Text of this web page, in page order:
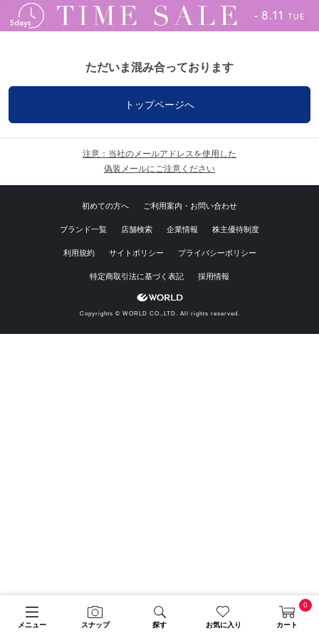
メニュー スナップ 探す お気に入り カート
0
ただいま混み合っております
トップページへ
注意：当社のメールアドレスを使用した
偽装メールにご注意ください
初めての方へ ご利用案内・お問い合わせ
ブランド一覧 店舗検索 企業情報 株主優待制度
利用規約 サイトポリシー プライバシーポリシー
特定商取引法に基づく表記 採用情報
Copyrights © WORLD CO.,LTD. All rights reserved.